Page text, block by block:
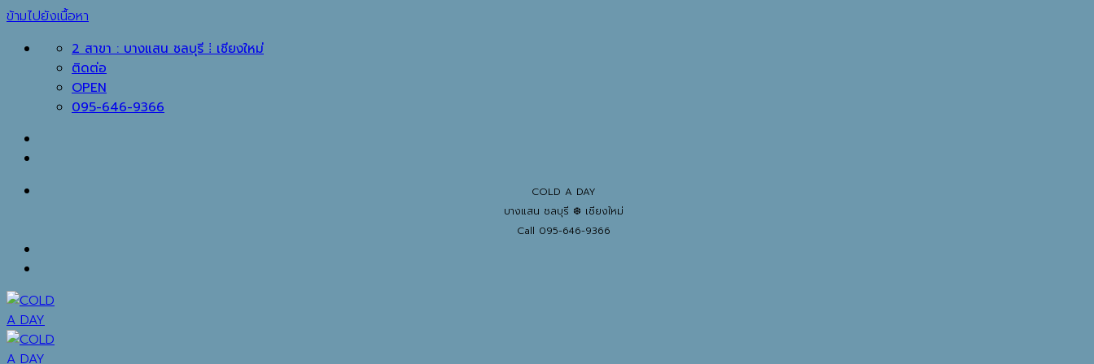
ข้ามไปยังเนื้อหา
2 สาขา : บางแสน ชลบุรี ⁞ เชียงใหม่
ติดต่อ
OPEN
095-646-9366
COLD A DAY
บางแสน ชลบุรี ❆ เชียงใหม่
Call 095-646-9366